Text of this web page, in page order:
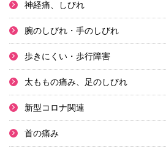
神経痛、しびれ
腕のしびれ・手のしびれ
歩きにくい・歩行障害
太ももの痛み、足のしびれ
新型コロナ関連
首の痛み